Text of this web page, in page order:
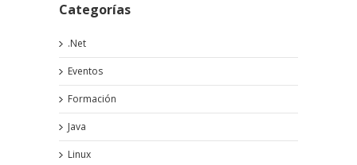
Categorías
.Net
Eventos
Formación
Java
Linux